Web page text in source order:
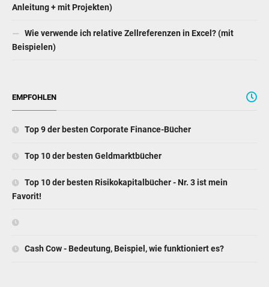
Anleitung + mit Projekten)
Wie verwende ich relative Zellreferenzen in Excel? (mit
Beispielen)
EMPFOHLEN
Top 9 der besten Corporate Finance-Bücher
Top 10 der besten Geldmarktbücher
Top 10 der besten Risikokapitalbücher - Nr. 3 ist mein
Favorit!
Cash Cow - Bedeutung, Beispiel, wie funktioniert es?